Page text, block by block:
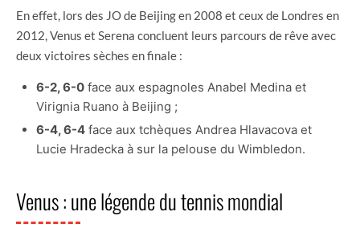
En effet, lors des JO de Beijing en 2008 et ceux de Londres en
2012, Venus et Serena concluent leurs parcours de rêve avec
deux victoires sèches en finale :
6-2, 6-0 face aux espagnoles Anabel Medina et
Virignia Ruano à Beijing ;
6-4, 6-4 face aux tchèques Andrea Hlavacova et
Lucie Hradecka à sur la pelouse du Wimbledon.
Venus : une légende du tennis mondial